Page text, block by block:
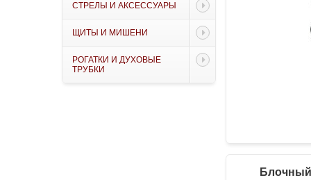
СТРЕЛЫ И АКСЕССУАРЫ
ЩИТЫ И МИШЕНИ
РОГАТКИ И ДУХОВЫЕ
ТРУБКИ
Блочный